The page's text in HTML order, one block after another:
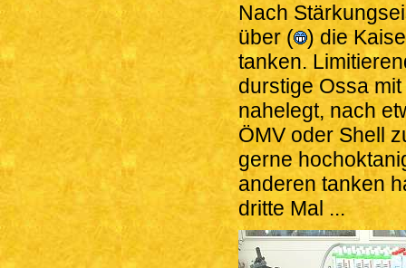
Nach
über ( ) die
tanken.
durstige Ossa
nahelegt, nach
ÖMV oder Shell
gerne
anderen tanken
dritte Mal ...